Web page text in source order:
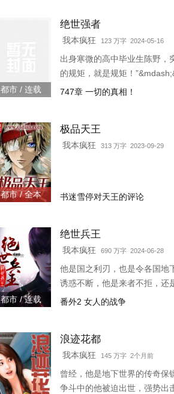
都市 / 连载
绝世强者
我本疯狂 123 万字 2024-05-16
出身寒微的高中毕业生陈野，
的规矩，就是规矩！
747章 一切的真相！
都市 / 全本
极品天王
我本疯狂 313 万字 2023-09-29
书迷雪停对天王的评论
都市 / 连载
绝世兵王
我本疯狂 690 万字 2024-06-28
他是国之利刃，也是令各国地
诱惑不断，他是来者不拒，还
虎视眈眈，他该如何应对？“
番外2 女人的战争
浪迹花都
我本疯狂 145 万字 2个月前
曾经，他是地下世界的传奇保
争斗中的他被迫出世，强势出